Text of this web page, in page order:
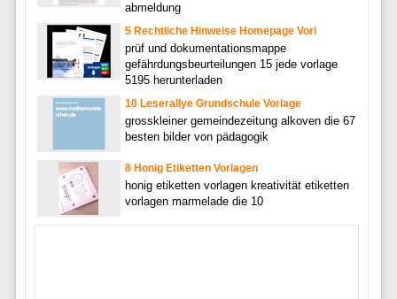
abmeldung
5 Rechtliche Hinweise Homepage Vorl
prüf und dokumentationsmappe
gefährdungsbeurteilungen 15 jede vorlage
5195 herunterladen
10 Leserallye Grundschule Vorlage
grosskleiner gemeindezeitung alkoven die 67
besten bilder von pädagogik
8 Honig Etiketten Vorlagen
honig etiketten vorlagen kreativität etiketten
vorlagen marmelade die 10